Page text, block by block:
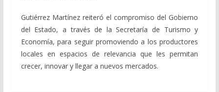
Gutiérrez Martínez reiteró el compromiso del Gobierno
del Estado, a través de la Secretaría de Turismo y
Economía, para seguir promoviendo a los productores
locales en espacios de relevancia que les permitan
crecer, innovar y llegar a nuevos mercados.